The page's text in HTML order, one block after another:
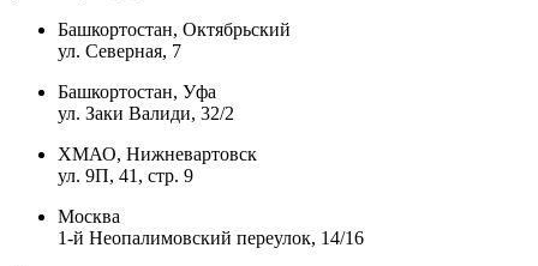
Башкортостан, Октябрьский
ул. Северная, 7
Башкортостан, Уфа
ул. Заки Валиди, 32/2
ХМАО, Нижневартовск
ул. 9П, 41, стр. 9
Москва
1-й Неопалимовский переулок, 14/16